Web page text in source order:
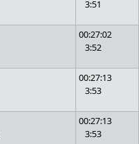
3:51
00:27:02
3:52
00:27:13
3:53
00:27:13
3:53